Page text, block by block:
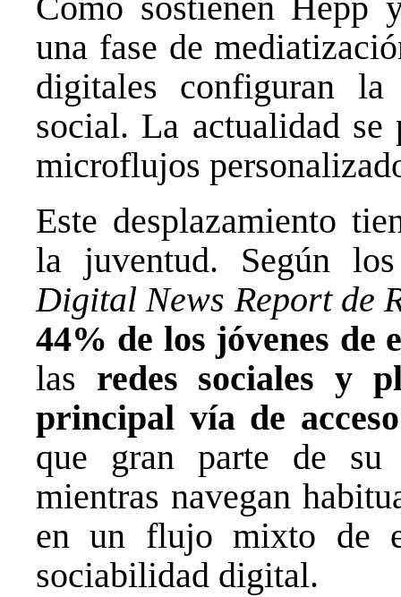
una fase de
digitales configuran
social. La actualidad se
microflujos
Este desplazamiento
la juventud. Según
Digital News Report de
44% de los jóvenes de
las redes sociales y
principal vía de
que gran parte de su
mientras navegan
en un flujo mixto de
sociabilidad digital.